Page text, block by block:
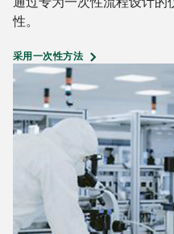
性。
采用一次性方法